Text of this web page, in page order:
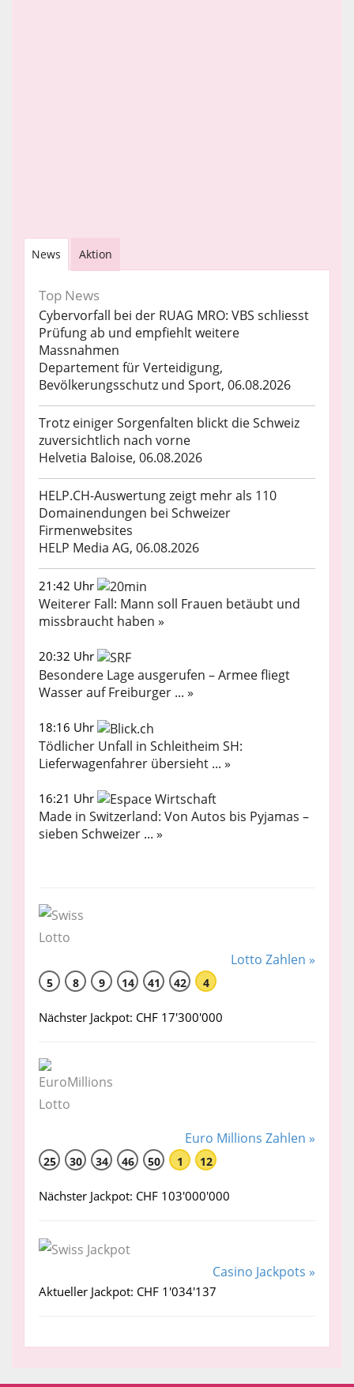
News Aktion
Top News
Cybervorfall bei der RUAG MRO: VBS schliesst
Prüfung ab und empfiehlt weitere
Massnahmen
Departement für Verteidigung,
Bevölkerungsschutz und Sport, 06.08.2026
Trotz einiger Sorgenfalten blickt die Schweiz
zuversichtlich nach vorne
Helvetia Baloise, 06.08.2026
HELP.CH-Auswertung zeigt mehr als 110
Domainendungen bei Schweizer
Firmenwebsites
HELP Media AG, 06.08.2026
21:42 Uhr
Weiterer Fall: Mann soll Frauen betäubt und
missbraucht haben »
20:32 Uhr
Besondere Lage ausgerufen – Armee fliegt
Wasser auf Freiburger ... »
18:16 Uhr
Tödlicher Unfall in Schleitheim SH:
Lieferwagenfahrer übersieht ... »
16:21 Uhr
Made in Switzerland: Von Autos bis Pyjamas –
sieben Schweizer ... »
Lotto Zahlen »
5 8 9 14 41 42 4
Nächster Jackpot: CHF 17'300'000
Euro Millions Zahlen »
25 30 34 46 50 1 12
Nächster Jackpot: CHF 103'000'000
Casino Jackpots »
Aktueller Jackpot: CHF 1'034'137